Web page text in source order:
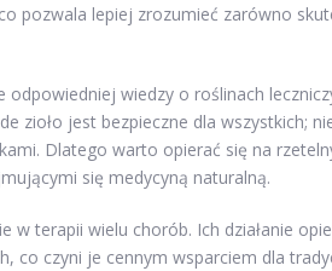
pozwala lepiej zrozumieć zarówno
wiedzy o roślinach
zioło jest bezpieczne dla wszystkich;
Dlatego warto opierać się na
się medycyną naturalną.
w terapii wielu chorób. Ich działanie
co czyni je cennym wsparciem dla